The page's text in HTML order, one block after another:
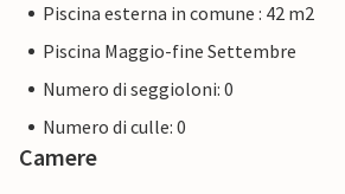
Piscina esterna in comune : 42 m2
Piscina Maggio-fine Settembre
Numero di seggioloni: 0
Numero di culle: 0
Camere